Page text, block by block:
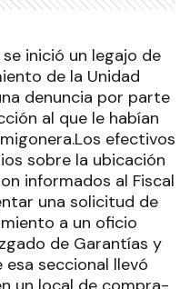
inició un legajo de
de la Unidad
denuncia por parte
al que le habían
efectivos
sobre la ubicación
informados al Fiscal
una solicitud de
a un oficio
de Garantías y
esa seccional llevó